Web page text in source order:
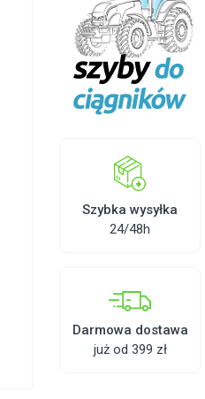
Szybka wysyłka
24/48h
Darmowa dostawa
już od 399 zł